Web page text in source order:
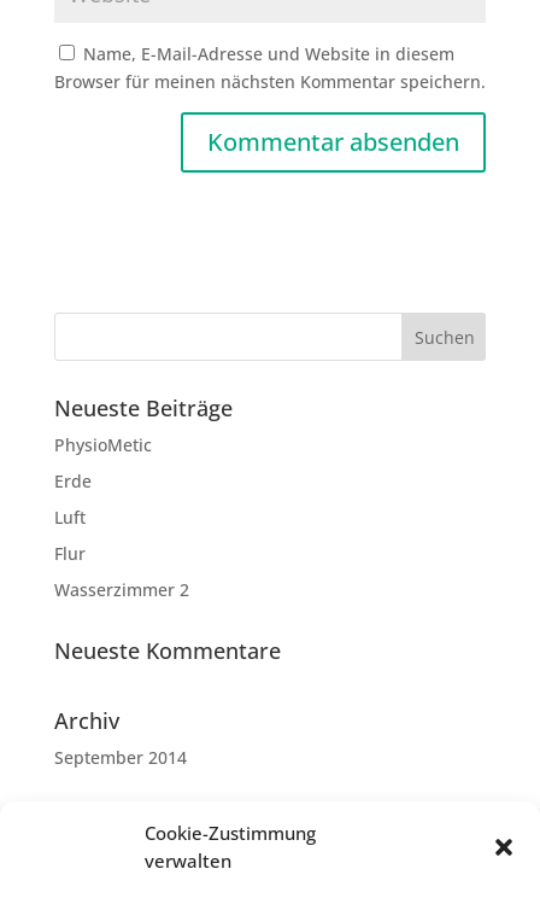
Cookie-Zustimmung
verwalten
Name, E-Mail-Adresse und Website in diesem
Browser für meinen nächsten Kommentar speichern.
Neueste Beiträge
PhysioMetic
Erde
Luft
Flur
Wasserzimmer 2
Neueste Kommentare
Archiv
September 2014